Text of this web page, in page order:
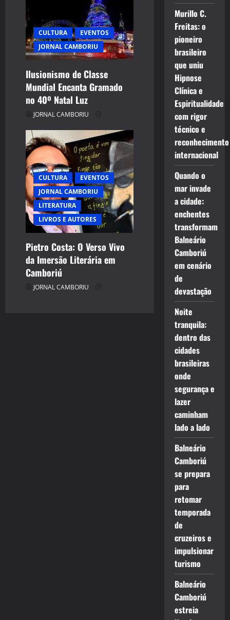
CULTURA
EVENTOS
JORNAL CAMBORIU
Ilusionismo de Classe
Mundial Encanta Gramado
no 40º Natal Luz
JORNAL CAMBORIU
CULTURA
EVENTOS
JORNAL CAMBORIU
LITERATURA
LIVROS E AUTORES
Pietro Costa: O Verso Vivo
da Imersão Literária em
Camboriú
JORNAL CAMBORIU
Murillo C.
Freitas: o
pioneiro
brasileiro
que uniu
Hipnose
Clínica e
Espiritualidade
com rigor
técnico e
reconhecimento
internacional
Quando o
mar invade
a cidade:
enchentes
transformam
Balneário
Camboriú
em cenário
de
devastação
Noite
tranquila:
dentro das
cidades
brasileiras
onde
segurança e
lazer
caminham
lado a lado
Balneário
Camboriú
se prepara
para
retomar
temporada
de
cruzeiros e
impulsionar
turismo
Balneário
Camboriú
estreia